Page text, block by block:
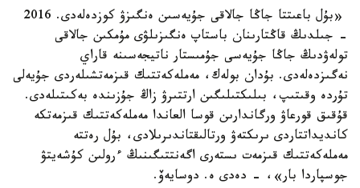
«بۇل باعىتتا جاڭا جالاقى جۇيەسىن ەنگىزۋ كوزدەلەدى. 2016
- جىلدىڭ قاڭتارىنان باستاپ ەنگىزىلۋى مۇمكىن جالاقى
تولەۋدىڭ جاڭا جۇيەسى جۇمىستار ناتيجەسىنە قاراي
نەگىزدەلەدى. بۇدان بولەك، مەملەكەتتىك قىزمەتشىلەردى جۇيەلى
تۇردە وقىتىپ، بىلىكتىلىگىن ارتتىرۋ زاڭ جۇزىندە بەكىتىلەدى.
قۇقىق قورعاۋ ورگاندارىن قوسا العاندا مەملەكەتتىك قىزمەتكە
كانديداتتاردى ىرىكتەۋ ورتالىقتاندىرىلادى، بۇل رەتتە
مەملەكەتتىك قىزمەت ىستەرى اگەنتتىگىنىڭ ءرولىن كۇشەيتۋ
جوسپاردا بار»، - دەدى ە. دوسايەۆ.